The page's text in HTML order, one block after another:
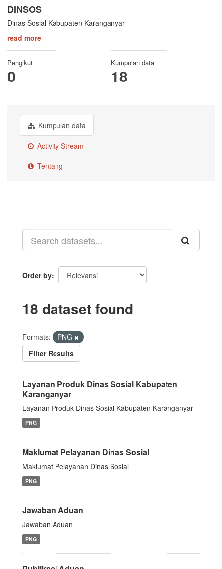
DINSOS
Dinas Sosial Kabupaten Karanganyar
read more
Pengikut
0
Kumpulan data
18
Kumpulan data
Activity Stream
Tentang
Order by
18 dataset found
Formats:
PNG
Filter Results
Layanan Produk Dinas Sosial Kabupaten
Karanganyar
Layanan Produk Dinas Sosial Kabupaten Karanganyar
PNG
Maklumat Pelayanan Dinas Sosial
Maklumat Pelayanan Dinas Sosial
PNG
Jawaban Aduan
Jawaban Aduan
PNG